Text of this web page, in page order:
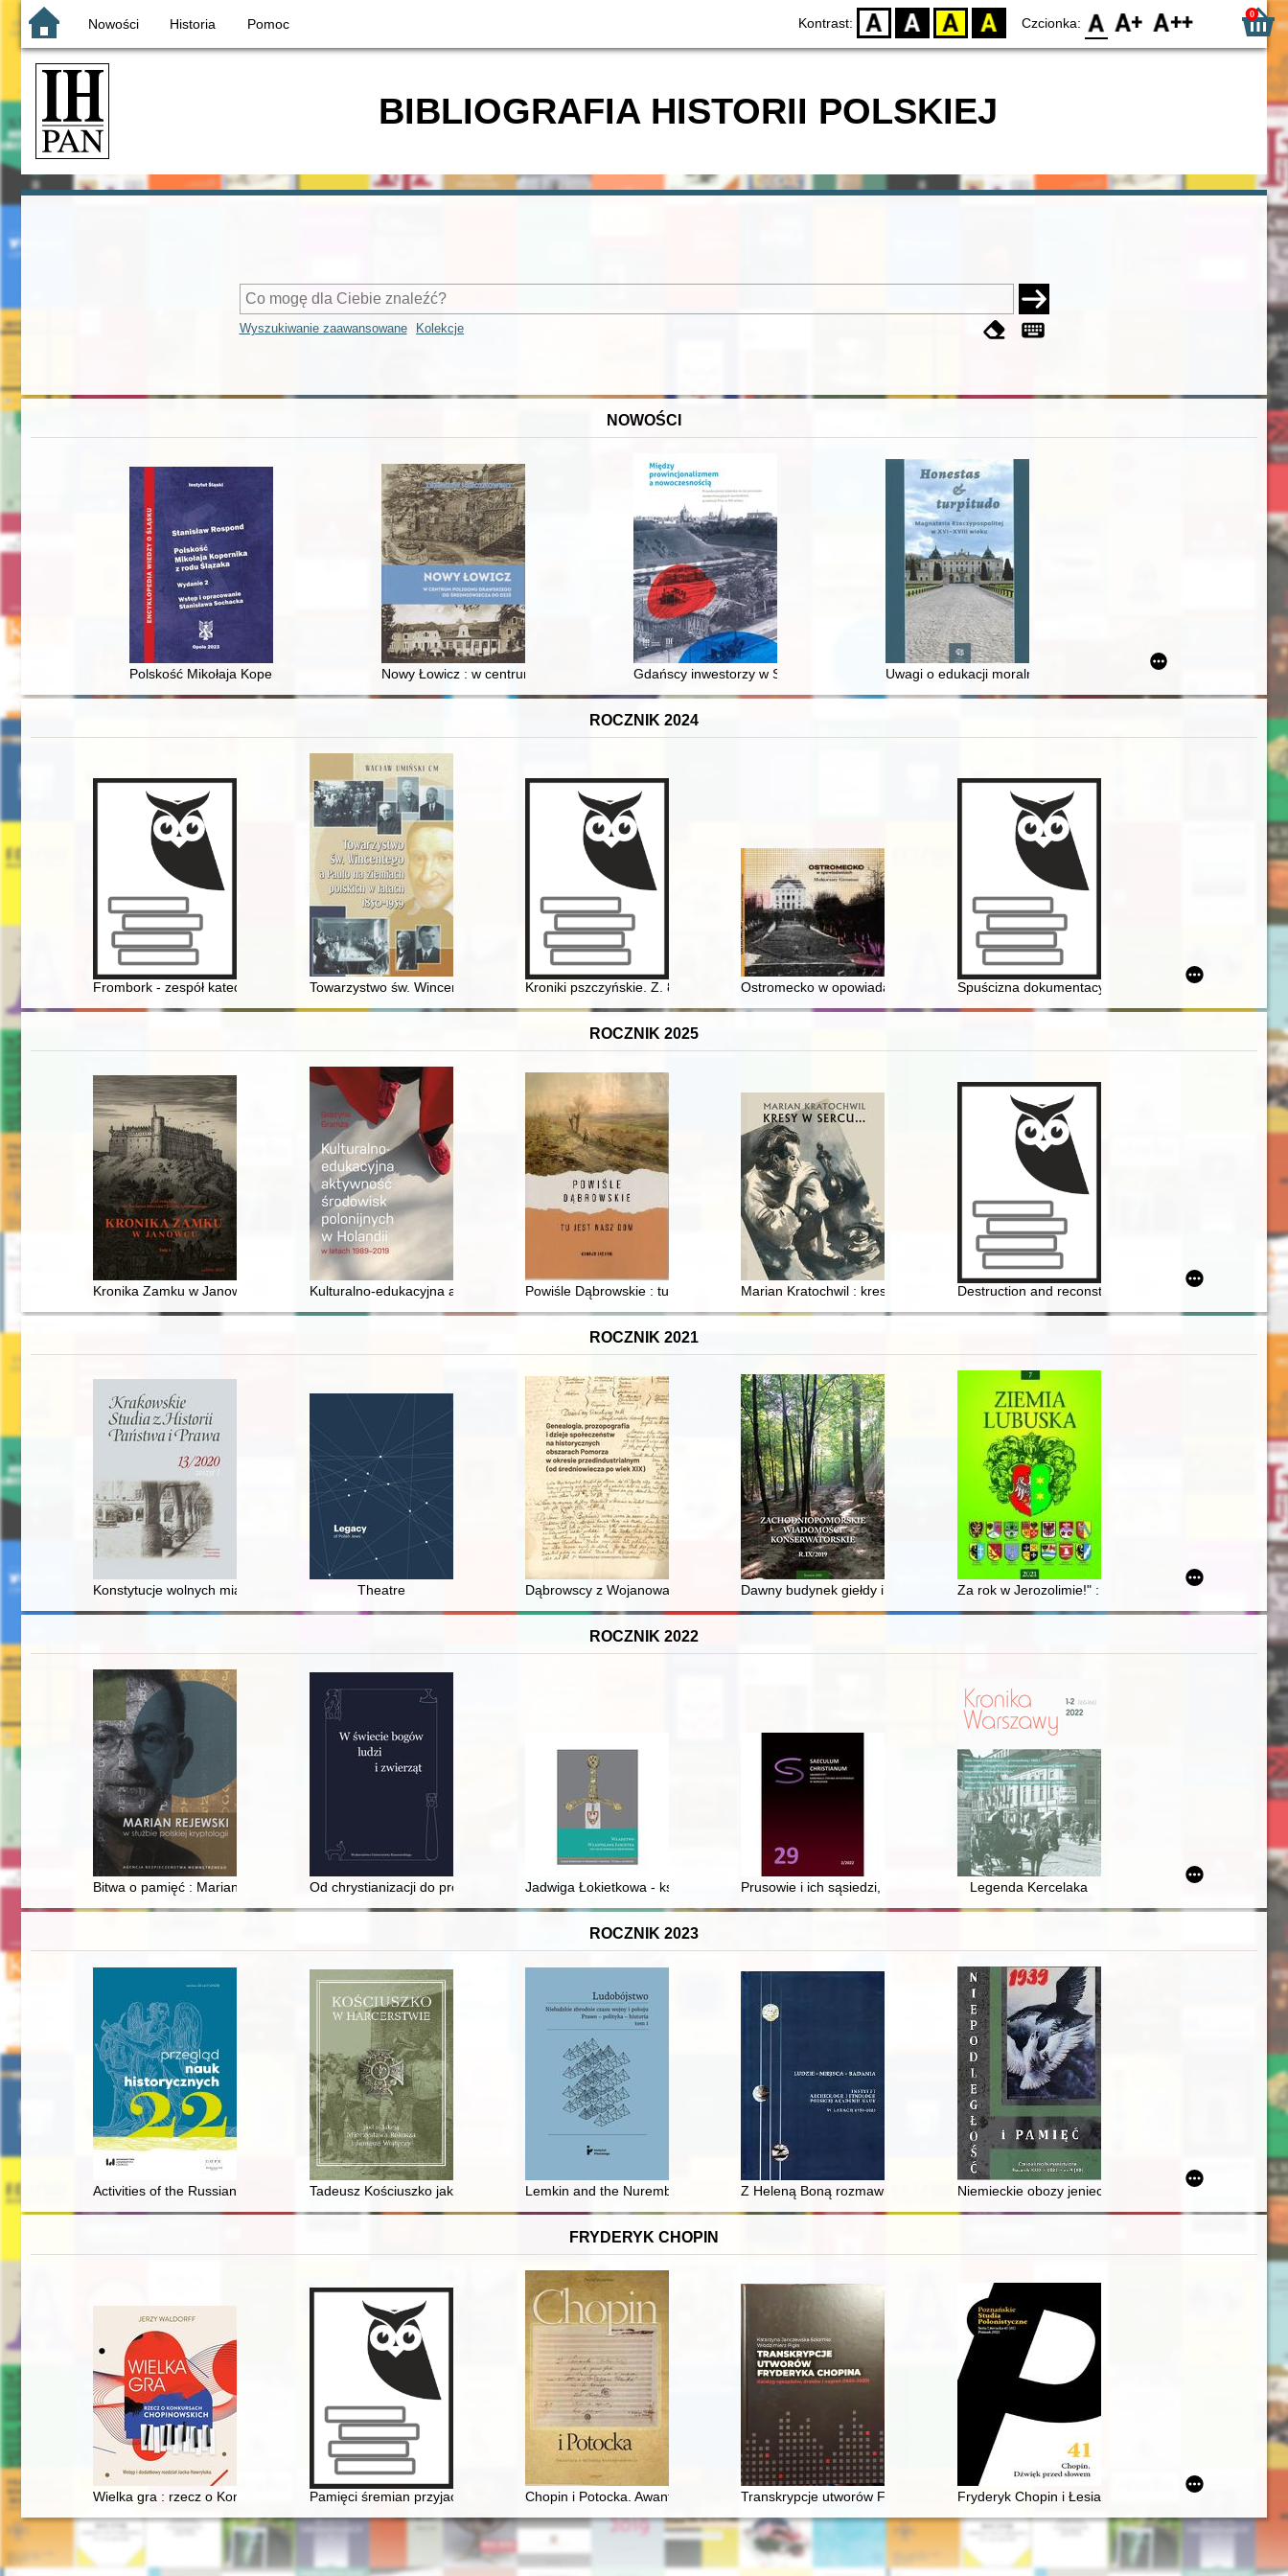
Nowości Historia Pomoc Kontrast: D BW YB BY Czcionka: F0 F1 F2 0
BIBLIOGRAFIA HISTORII POLSKIEJ
Wyszukiwanie zaawansowane Kolekcje
NOWOŚCI
Polskość Mikołaja Kopernika z rodu ŚlązakaNowy Łowicz : w centrum poligonu drawskiego od średniowiecza do dziśGdańscy inwestorzy w Sopocie : prestiż finansowy i towarzyski lokalnego mieszczaństwa w 2. poł. XIX w
Uwagi o edukacji moralnej synów szlacheckich w XVI-wiecznej
ROCZNIK 2024
Frombork - zespół katedralny : konserwacja i restauracja XIV-wiecznego zespołu obronnego i katedralnego (wybranych obiektów) wraz z dostosowaniem do potrzeb osób niepełnosprawnych -
Towarzystwo św. Wincentego a Paulo na ziemiach polskich w latach 1850-1959
Kroniki pszczyńskie. Z. 8 Ostromecko w opowiadaniach Małgorzaty GrosmanSpuścizna dokumentacyjna jako element dziedzictwa
ROCZNIK 2025
Kronika Zamku w Janowcu. T. 1 Kulturalno-edukacyjna aktywność środowisk polonijnych w Holandii w latach 1989-2019
Powiśle Dąbrowskie : tu jest nasz dom : historia rodów Jachymów, Łachutów, Kupców i Góraków
Marian Kratochwil : kresy w sercu... : katalog wystawyDestruction and reconstruction of the Royal Castle in
ROCZNIK 2021
Konstytucje wolnych miast Europy w latach 1806-1954 : teksty źródłowe = Constitutions of selected European free cities 1806-1954 : source texts
Theatre Dąbrowscy z Wojanowa herbu Leliwa (Wojanowscy) w XV-XVII w. w Prusach Królewskich
Dawny budynek giełdy i jej sąsiedztwo : historyczne i współczesne problemy przestrzenne
Za rok w Jerozolimie!" : kibuce w Schniebinchen
ROCZNIK 2022
Bitwa o pamięć : Marian Rejewski i sukcesy polskich kryptologów w świadomości zbiorowej
Od chrystianizacji do protestantyzacji IslandiiJadwiga Łokietkowa - księżna, królowa, mniszka. Przyczynek do biografii władczyni i rozważań nad znaczeniem politycznym i
Prusowie i ich sąsiedzi, czyli Z badań nad rozsiedleniem rodowym szlachty powiatu
Legenda Kercelaka
ROCZNIK 2023
Activities of the Russian provisional administration during the occupation of Northern Bulgaria in 1877-1879 = Działalność rosyjskiej administracji cywilnej podczas okupacji Bułgarii Północnej w
Tadeusz Kościuszko jako patron drużyn skautowych w Galicji w latach 1910-1918
Lemkin and the Nuremberg trial Z Heleną Boną rozmawia Hanna Kowalewska-MazurekNiemieckie obozy jenieckie w Wilanowie
FRYDERYK CHOPIN
Wielka gra : rzecz o Konkursach ChopinowskichPamięci śremian przyjaciół Fryderyka Chopina oraz miłośników jego muzyki]
Chopin i Potocka. Awantura o miłosną korespondencjęTranskrypcje utworów Fryderyka Chopina : katalog rękopisów, druków i nagrań (1830-
Fryderyk Chopin i Łesia Ukrainka : per me